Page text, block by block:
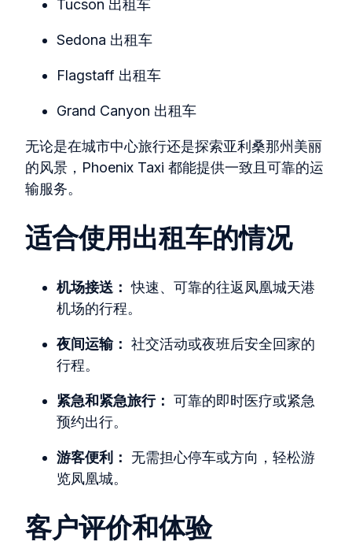
Tucson 出租车
Sedona 出租车
Flagstaff 出租车
Grand Canyon 出租车
无论是在城市中心旅行还是探索亚利桑那州美丽
的风景，Phoenix Taxi 都能提供一致且可靠的运
输服务。
适合使用出租车的情况
机场接送： 快速、可靠的往返凤凰城天港
机场的行程。
夜间运输： 社交活动或夜班后安全回家的
行程。
紧急和紧急旅行： 可靠的即时医疗或紧急
预约出行。
游客便利：
无需担心停车或方向，轻松游
览凤凰城。
客户评价和体验